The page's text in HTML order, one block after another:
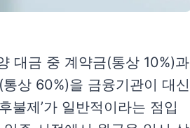
대금 중 계약금(통상 10%)과
상 60%)을 금융기관이 대신
불제’가 일반적이라는 점입